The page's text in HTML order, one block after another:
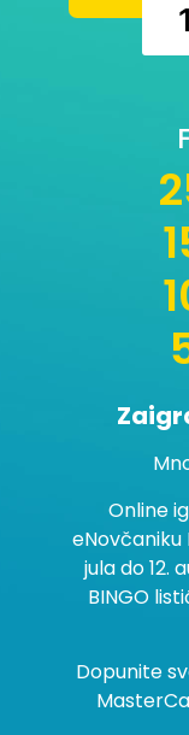
Online
eNovčaniku
jula do 12.
BINGO
Dopunite